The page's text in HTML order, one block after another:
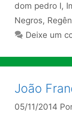
dom pedro I,
Negros,
Deixe um
João
05/11/2014